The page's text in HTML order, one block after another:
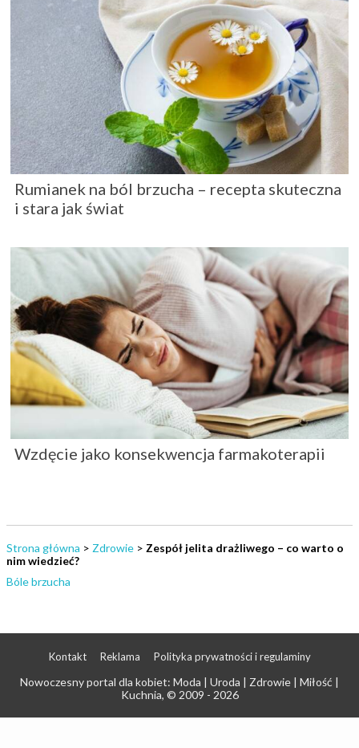
Rumianek na ból brzucha – recepta skuteczna
i stara jak świat
Wzdęcie jako konsekwencja farmakoterapii
Strona główna > Zdrowie > Zespół jelita drażliwego – co warto o
nim wiedzieć?
Bóle brzucha
Kontakt Reklama Polityka prywatności i regulaminy
Nowoczesny portal dla kobiet: Moda | Uroda | Zdrowie | Miłość |
Kuchnia, © 2009 - 2026